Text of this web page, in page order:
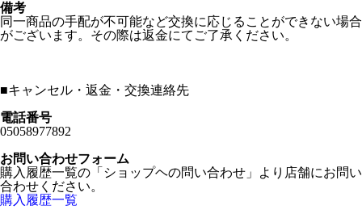
備考
同一商品の手配が不可能など交換に応じることができない場合
がございます。その際は返金にてご了承ください。
■キャンセル・返金・交換連絡先
電話番号
05058977892
お問い合わせフォーム
購入履歴一覧の「ショップヘの問い合わせ」より店舗にお問い
合わせください。
購入履歴一覧